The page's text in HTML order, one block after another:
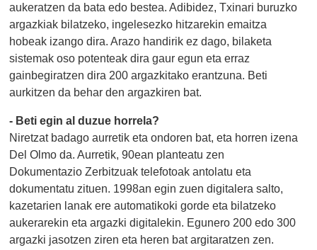
aukeratzen da bata edo bestea. Adibidez, Txinari buruzko
argazkiak bilatzeko, ingelesezko hitzarekin emaitza
hobeak izango dira. Arazo handirik ez dago, bilaketa
sistemak oso potenteak dira gaur egun eta erraz
gainbegiratzen dira 200 argazkitako erantzuna. Beti
aurkitzen da behar den argazkiren bat.
- Beti egin al duzue horrela?
Niretzat badago aurretik eta ondoren bat, eta horren izena
Del Olmo da. Aurretik, 90ean planteatu zen
Dokumentazio Zerbitzuak telefotoak antolatu eta
dokumentatu zituen. 1998an egin zuen digitalera salto,
kazetarien lanak ere automatikoki gorde eta bilatzeko
aukerarekin eta argazki digitalekin. Egunero 200 edo 300
argazki jasotzen ziren eta heren bat argitaratzen zen.